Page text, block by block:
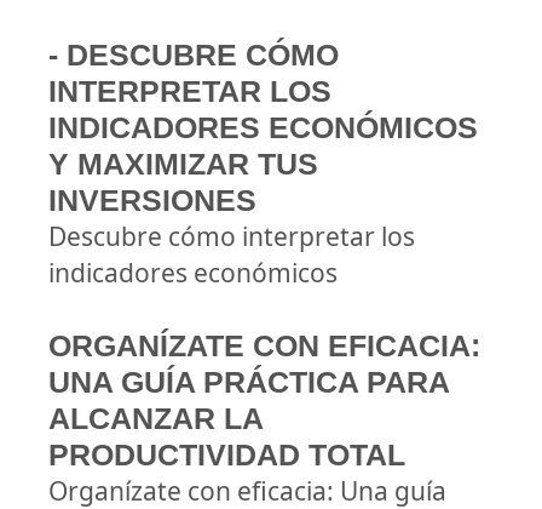
- DESCUBRE CÓMO
INTERPRETAR LOS
INDICADORES ECONÓMICOS
Y MAXIMIZAR TUS
INVERSIONES
Descubre cómo interpretar los
indicadores económicos
ORGANÍZATE CON EFICACIA:
UNA GUÍA PRÁCTICA PARA
ALCANZAR LA
PRODUCTIVIDAD TOTAL
Organízate con eficacia: Una guía